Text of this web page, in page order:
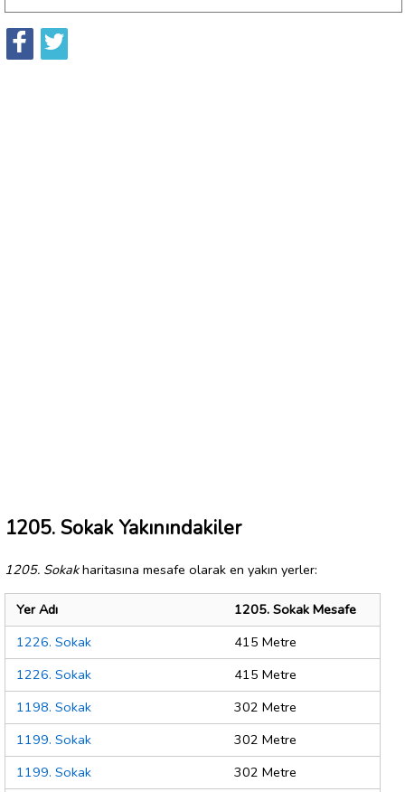
1205. Sokak Yakınındakiler
1205. Sokakharitasına mesafe olarak en yakın yerler:
Yer Adı
1205. Sokak Mesafe
1226. Sokak
415 Metre
1226. Sokak
415 Metre
1198. Sokak
302 Metre
1199. Sokak
302 Metre
1199. Sokak
302 Metre